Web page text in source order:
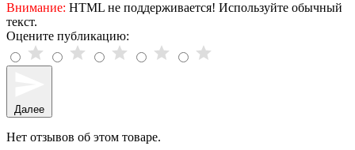
Внимание: HTML не поддерживается! Используйте обычный
текст.
Оцените публикацию:
Далее
Нет отзывов об этом товаре.